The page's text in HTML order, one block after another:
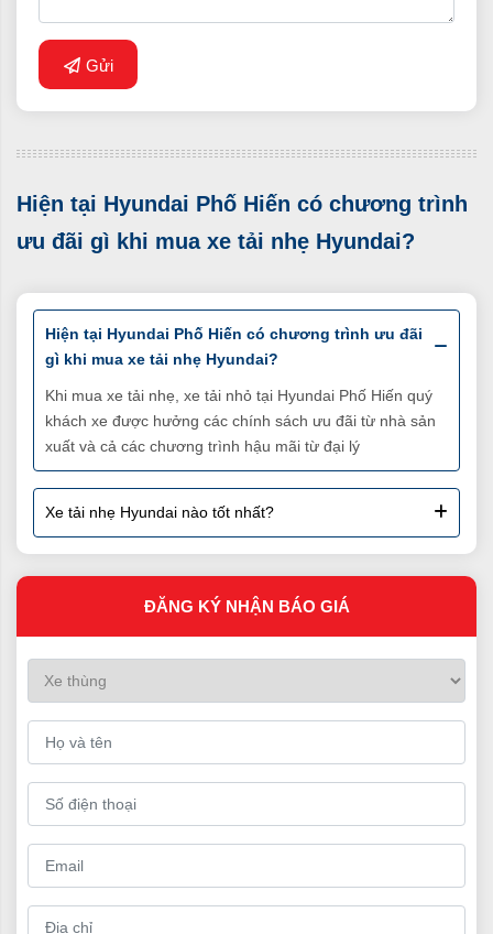
Các loại xe tải nhẹ tại Hyundai Phố Hiến
trọng như xe tải Hyundai 1.5 tấn, xe tải 2.5 tấn Hyundai, xe
Đặc biệt các loại thùng xe tải hạng nhẹ cũng rất đa dạng
như xe tải thùng kín, xe tải Hyundai thùng lửng, xe tải thùng
mui bạt, xe tải Hyundai thùng đông lạnh…
Ưu điểm của xe tải nhẹ Hyundai
Thời gian di chuyển nhanh hơn
Các xe tải nhẹ Hyundai dễ dàng tiếp cận hàng hóa, rút
ngắn thời gian
Khả năng vận chuyển hàng hóa linh hoạt
Xe tải nhỏ của Hyundai đa dạng về kích thước, tải trọng
như xe tải 1.5 tấn, xe tải 3 tấn…
Lý do nên mua xe tải nhẹ tại Hyundai Phố Hiến
Dịch vụ chăm sóc khách hàng nhiệt tình, chu đáo
Các chương trình hậu mãi lớn
Các dòng sản phẩm xe tải nhỏ, xe tại hạng nhẹ luôn có sẵn
Hỗ trợ thủ tục mua xe tải trả góp với mức lãi suất cực thấp,
đơn giản và nhanh chóng
Đội ngũ chuyên viên tư vấn chuyên nghiệp
Dịch vụ bảo hành bảo dưỡng chu đáo 24/7
Cung cấp phụ tùng chính hãng 100%
Gửi
Hiện tại Hyundai Phố Hiến có chương trình
ưu đãi gì khi mua xe tải nhẹ Hyundai?
Hiện tại Hyundai Phố Hiến có chương trình ưu đãi
gì khi mua xe tải nhẹ Hyundai?
Khi mua xe tải nhẹ, xe tải nhỏ tại Hyundai Phố Hiến quý
khách xe được hưởng các chính sách ưu đãi từ nhà sản
xuất và cả các chương trình hậu mãi từ đại lý
Xe tải nhẹ Hyundai nào tốt nhất?
ĐĂNG KÝ NHẬN BÁO GIÁ